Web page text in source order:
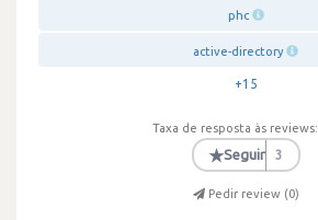
phc
active-directory
+15
Taxa de resposta às reviews:
★Seguir 3
Pedir review (0)